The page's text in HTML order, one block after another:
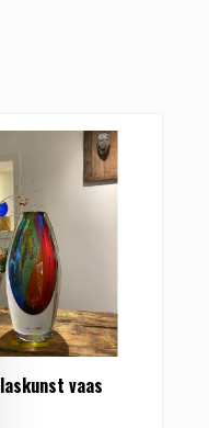
vaas